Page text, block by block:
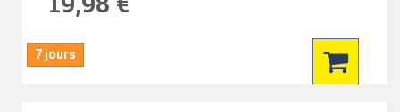
7 jours